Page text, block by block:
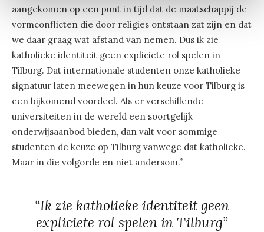
aangekomen op een punt in tijd dat de maatschappij de
vormconflicten die door religies ontstaan zat zijn en dat
we daar graag wat afstand van nemen. Dus ik zie
katholieke identiteit geen expliciete rol spelen in
Tilburg. Dat internationale studenten onze katholieke
signatuur laten meewegen in hun keuze voor Tilburg is
een bijkomend voordeel. Als er verschillende
universiteiten in de wereld een soortgelijk
onderwijsaanbod bieden, dan valt voor sommige
studenten de keuze op Tilburg vanwege dat katholieke.
Maar in die volgorde en niet andersom.”
“Ik zie katholieke identiteit geen
expliciete rol spelen in Tilburg”